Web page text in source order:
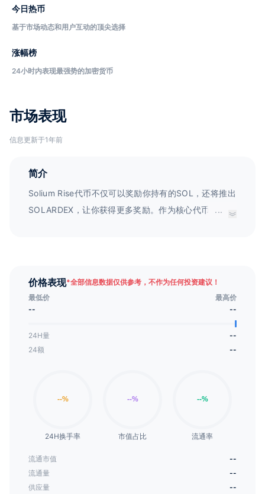
市场表现
信息更新于1年前
简介
Solium Rise代币不仅可以奖励你持有的SOL，还将推出
SOLARDEX，让你获得更多奖励。作为核心代币，
SOLARDEX的高级工具。
...
价格表现*全部信息数据仅供参考，不作为任何投资建议！
最低价
最高价
--
--
24H量
--
24额
--
24H换手率 市值占比 流通率
流通市值
--
流通量
--
供应量
--
今日热币
基于市场动态和用户互动的顶尖选择
涨幅榜
24小时内表现最强势的加密货币